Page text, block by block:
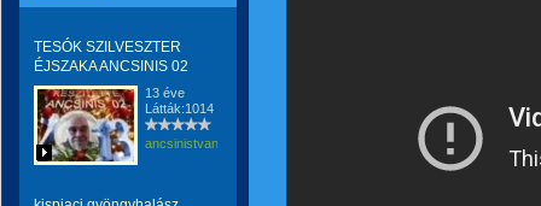
TESÓK SZILVESZTER
ÉJSZAKA ANCSINIS 02
13 éve
Látták:1014
ancsinistvan